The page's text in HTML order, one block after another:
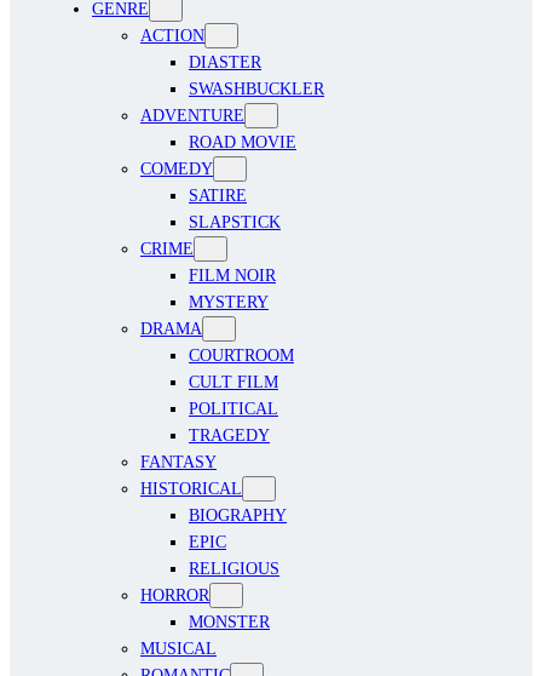
GENRE
ACTION
DIASTER
SWASHBUCKLER
ADVENTURE
ROAD MOVIE
COMEDY
SATIRE
SLAPSTICK
CRIME
FILM NOIR
MYSTERY
DRAMA
COURTROOM
CULT FILM
POLITICAL
TRAGEDY
FANTASY
HISTORICAL
BIOGRAPHY
EPIC
RELIGIOUS
HORROR
MONSTER
MUSICAL